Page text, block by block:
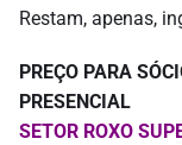
Restam, apenas,
PREÇO PARA
PRESENCIAL
SETOR ROXO